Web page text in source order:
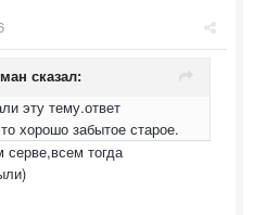
сказал:
эту тему.ответ
хорошо забытое старое.
серве,всем тогда